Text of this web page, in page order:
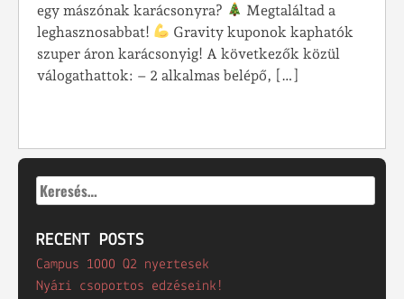
egy mászónak karácsonyra?
Megtaláltad a
leghasznosabbat!
Gravity kuponok kaphatók
szuper áron karácsonyig! A következők közül
válogathattok: – 2 alkalmas belépő, […]
Keresés:
RECENT POSTS
Campus 1000 Q2 nyertesek
Nyári csoportos edzéseink!